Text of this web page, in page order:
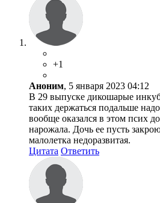
+1
Аноним, 5 января 2023 04:12
В 29 выпуске дикошарые
таких держаться подальше
вообще оказался в этом псих
нарожала. Дочь ее пусть
малолетка недоразвитая.
Цитата Ответить